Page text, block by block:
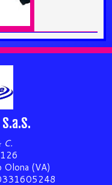
C.
Olona (VA)